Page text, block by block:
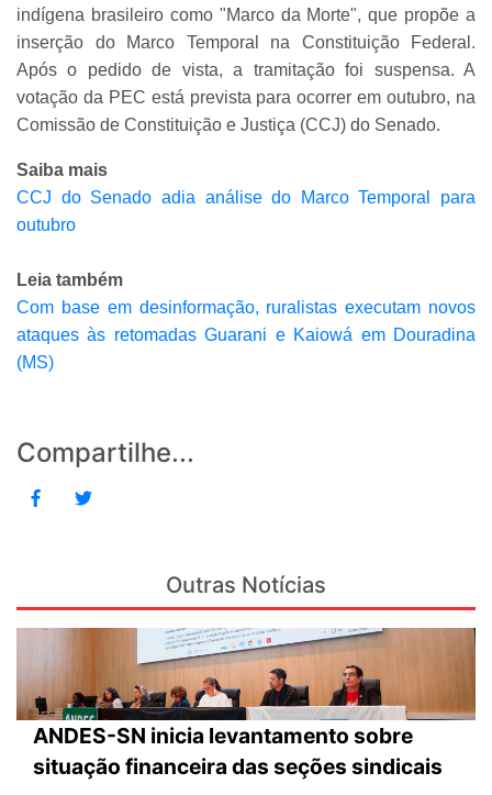
indígena brasileiro como "Marco da Morte", que propõe a
inserção do Marco Temporal na Constituição Federal.
Após o pedido de vista, a tramitação foi suspensa. A
votação da PEC está prevista para ocorrer em outubro, na
Comissão de Constituição e Justiça (CCJ) do Senado.
Saiba mais
CCJ do Senado adia análise do Marco Temporal para
outubro
Leia também
Com base em desinformação, ruralistas executam novos
ataques às retomadas Guarani e Kaiowá em Douradina
(MS)
Compartilhe...
Outras Notícias
ANDES-SN inicia levantamento sobre
situação financeira das seções sindicais